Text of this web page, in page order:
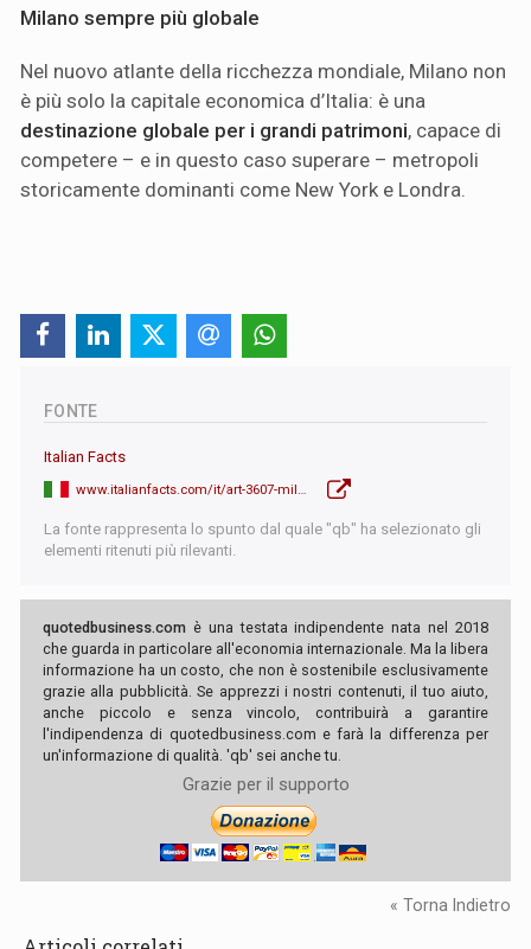
Milano sempre più globale
Nel nuovo atlante della ricchezza mondiale, Milano non
è più solo la capitale economica d’Italia: è una
destinazione globale per i grandi patrimoni, capace di
competere – e in questo caso superare – metropoli
storicamente dominanti come New York e Londra.
FONTE
Italian Facts
www.italianfacts.com/it/art-3607-milano-capitale-dei-milionari-uno-ogni-12-abitanti
La fonte rappresenta lo spunto dal quale "qb" ha selezionato gli
elementi ritenuti più rilevanti.
quotedbusiness.com è una testata indipendente nata nel 2018
che guarda in particolare all'economia internazionale. Ma la libera
informazione ha un costo, che non è sostenibile esclusivamente
grazie alla pubblicità. Se apprezzi i nostri contenuti, il tuo aiuto,
anche piccolo e senza vincolo, contribuirà a garantire
l'indipendenza di quotedbusiness.com e farà la differenza per
un'informazione di qualità. 'qb' sei anche tu.
Grazie per il supporto
« Torna Indietro